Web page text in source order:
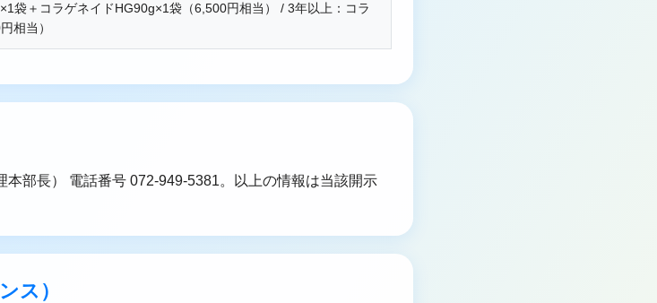
袋＋コラゲネイドHG90g×1袋（6,500円相当） / 3年以上：コラ
相当）
部長） 電話番号 072-949-5381。以上の情報は当該開示
ス）